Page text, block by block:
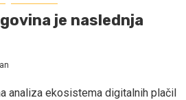
je naslednja
analiza ekosistema digitalnih plačil